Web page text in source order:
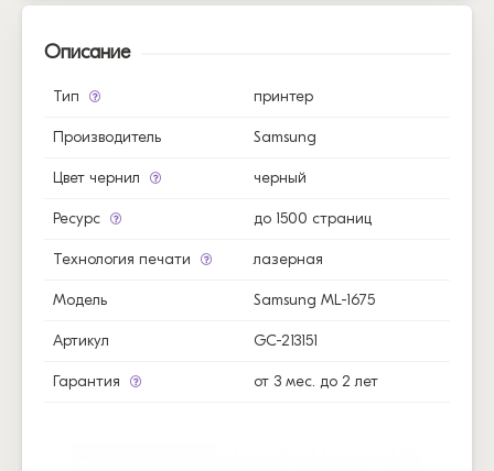
Описание
Тип принтер
Производитель Samsung
Цвет чернил черный
Ресурс до 1500 страниц
Технология печати лазерная
Модель Samsung ML-1675
Артикул GC-213151
Гарантия от 3 мес. до 2 лет